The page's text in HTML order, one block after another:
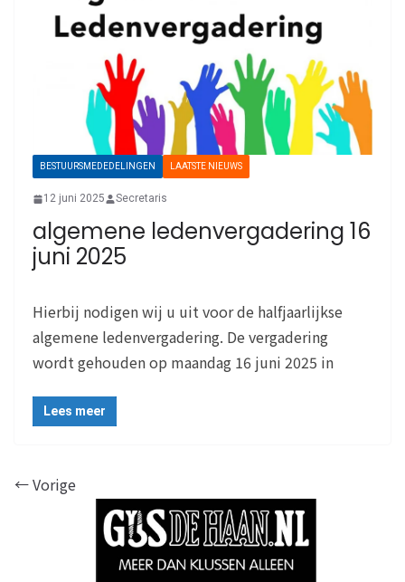
BESTUURSMEDEDELINGEN LAATSTE NIEUWS
12 juni 2025 Secretaris
algemene ledenvergadering 16
juni 2025
Hierbij nodigen wij u uit voor de halfjaarlijkse
algemene ledenvergadering. De vergadering
wordt gehouden op maandag 16 juni 2025 in
Lees meer
← Vorige